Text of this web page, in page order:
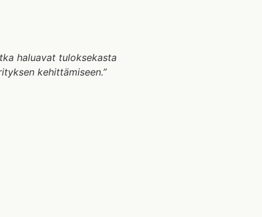
haluavat tuloksekasta
kehittämiseen.”